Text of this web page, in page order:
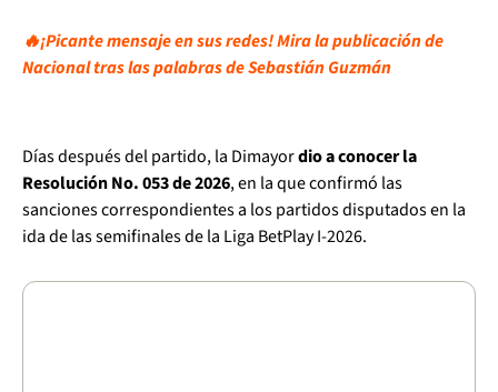
🔥¡Picante mensaje en sus redes! Mira la publicación de
Nacional tras las palabras de Sebastián Guzmán
Días después del partido, la Dimayordio a conocer la
Resolución No. 053 de 2026, en la que confirmó las
sanciones correspondientes a los partidos disputados en la
ida de las semifinales de la Liga BetPlay I-2026.